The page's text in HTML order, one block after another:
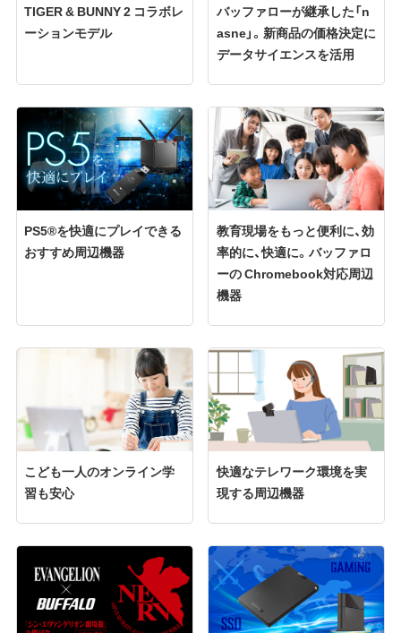
TIGER & BUNNY 2 コラボレ
ーションモデル
バッファローが継承した「n
asne」。新商品の価格決定に
データサイエンスを活用
PS5®を快適にプレイできる
おすすめ周辺機器
教育現場をもっと便利に、効
率的に、快適に。バッファロ
ーの Chromebook対応周辺
機器
こども一人のオンライン学
習も安心
快適なテレワーク環境を実
現する周辺機器